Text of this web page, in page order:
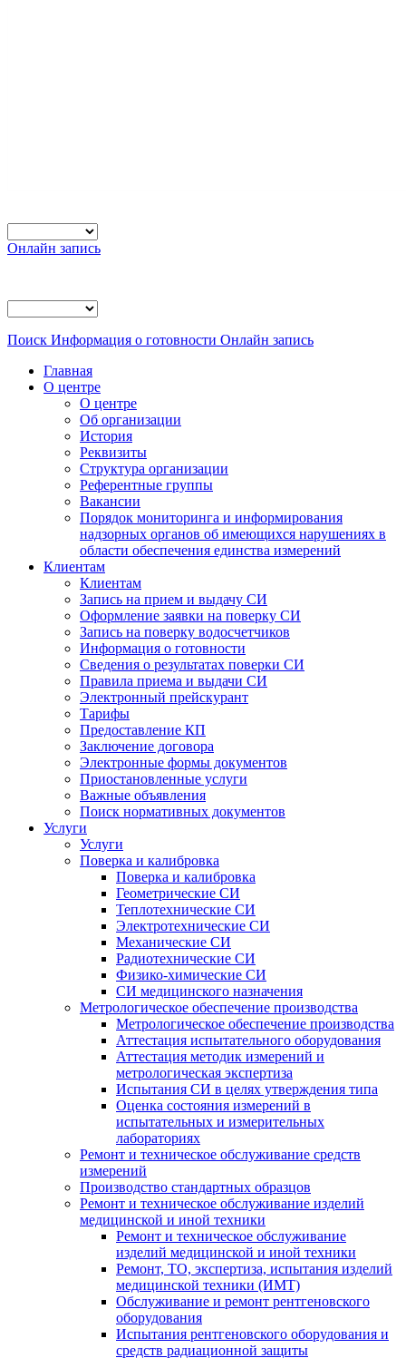
Онлайн запись
Поиск Информация о готовности Онлайн запись
Главная
О центре
О центре
Об организации
История
Реквизиты
Структура организации
Референтные группы
Вакансии
Порядок мониторинга и информирования
надзорных органов об имеющихся нарушениях в
области обеспечения единства измерений
Клиентам
Клиентам
Запись на прием и выдачу СИ
Оформление заявки на поверку СИ
Запись на поверку водосчетчиков
Информация о готовности
Сведения о результатах поверки СИ
Правила приема и выдачи СИ
Электронный прейскурант
Тарифы
Предоставление КП
Заключение договора
Электронные формы документов
Приостановленные услуги
Важные объявления
Поиск нормативных документов
Услуги
Услуги
Поверка и калибровка
Поверка и калибровка
Геометрические СИ
Теплотехнические СИ
Электротехнические СИ
Механические СИ
Радиотехнические СИ
Физико-химические СИ
СИ медицинского назначения
Метрологическое обеспечение производства
Метрологическое обеспечение производства
Аттестация испытательного оборудования
Аттестация методик измерений и
метрологическая экспертиза
Испытания СИ в целях утверждения типа
Оценка состояния измерений в
испытательных и измерительных
лабораториях
Ремонт и техническое обслуживание средств
измерений
Производство стандартных образцов
Ремонт и техническое обслуживание изделий
медицинской и иной техники
Ремонт и техническое обслуживание
изделий медицинской и иной техники
Ремонт, ТО, экспертиза, испытания изделий
медицинской техники (ИМТ)
Обслуживание и ремонт рентгеновского
оборудования
Испытания рентгеновского оборудования и
средств радиационной защиты